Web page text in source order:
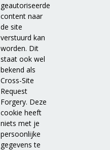
geautoriseerde
content naar
de site
verstuurd kan
worden. Dit
staat ook wel
bekend als
Cross-Site
Request
Forgery. Deze
cookie heeft
niets met je
persoonlijke
gegevens te